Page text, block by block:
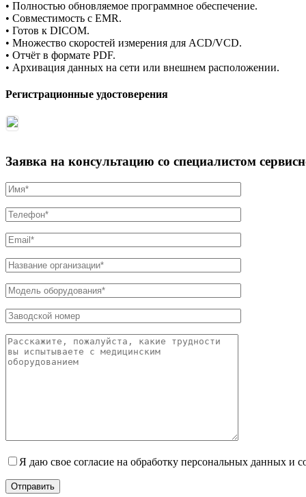
• Полностью обновляемое программное обеспечение.
• Совместимость с EMR.
• Готов к DICOM.
• Множество скоростей измерения для ACD/VCD.
• Отчёт в формате PDF.
• Архивация данных на сети или внешнем расположении.
Регистрационные удостоверения
Заявка на консультацию со специалистом
Я даю свое согласие на обработку персональных данных и
Отправить